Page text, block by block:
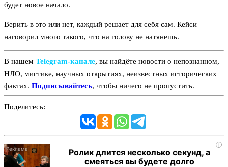
будет новое начало.
Верить в это или нет, каждый решает для себя сам. Кейси
наговорил много такого, что на голову не натянешь.
В нашем Telegram‑канале, вы найдёте новости о непознанном,
НЛО, мистике, научных открытиях, неизвестных исторических
фактах. Подписывайтесь, чтобы ничего не пропустить.
Поделитесь:
i
Ролик длится несколько секунд, а
смеяться вы будете долго